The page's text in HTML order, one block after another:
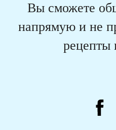
Вы сможете
напрямую и не
рецепты